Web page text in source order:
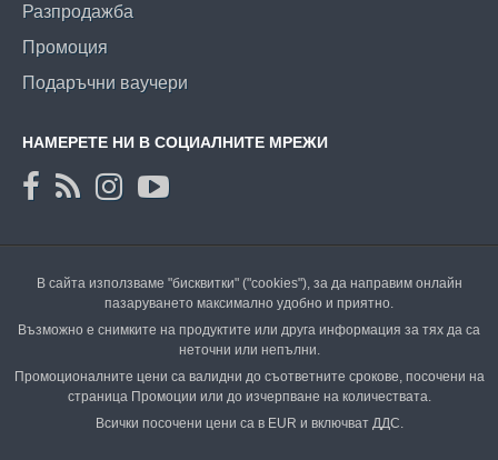
Разпродажба
Промоция
Подаръчни ваучери
НАМЕРЕТЕ НИ В СОЦИАЛНИТЕ МРЕЖИ
В сайта използваме "бисквитки" ("cookies"), за да направим онлайн
пазаруването максимално удобно и приятно.
Възможно е снимките на продуктите или друга информация за тях да са
неточни или непълни.
Промоционалните цени са валидни до съответните срокове, посочени на
страница Промоции или до изчерпване на количествата.
Всички посочени цени са в EUR и включват ДДС.